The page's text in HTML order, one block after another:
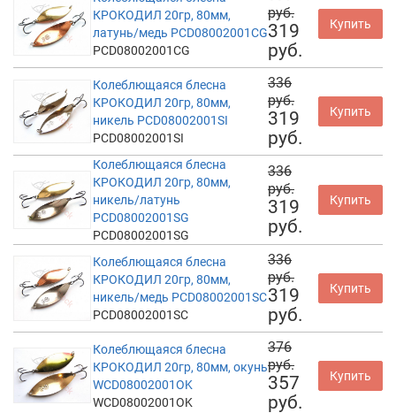
КРОКОДИЛ 20гр, 80мм,
латунь/медь PCD08002001CG
PCD08002001CG
руб.
319
руб.
Купить
Колеблющаяся блесна
КРОКОДИЛ 20гр, 80мм,
никель PCD08002001SI
PCD08002001SI
336
руб.
319
руб.
Купить
Колеблющаяся блесна
КРОКОДИЛ 20гр, 80мм,
никель/латунь
PCD08002001SG
PCD08002001SG
336
руб.
319
руб.
Купить
Колеблющаяся блесна
КРОКОДИЛ 20гр, 80мм,
никель/медь PCD08002001SC
PCD08002001SC
336
руб.
319
руб.
Купить
Колеблющаяся блесна
КРОКОДИЛ 20гр, 80мм, окунь
WCD08002001OK
WCD08002001OK
376
руб.
357
руб.
Купить